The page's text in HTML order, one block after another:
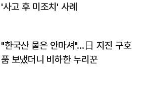
'사고 후 미조치' 사례
"한국산 물은 안마셔"…日 지진 구호
품 보냈더니 비하한 누리꾼